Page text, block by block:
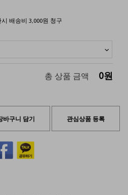
배송비 3,000원 청구
총 상품 금액 0원
바구니 담기 관심상품 등록